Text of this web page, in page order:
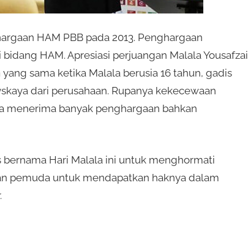
HAM PBB pada 2013. Penghargaan
HAM. Apresiasi perjuangan Malala Yousafzai
sama ketika Malala berusia 16 tahun, gadis
dari perusahaan. Rupanya kekecewaan
banyak penghargaan bahkan
Hari Malala ini untuk menghormati
pemuda untuk mendapatkan haknya dalam